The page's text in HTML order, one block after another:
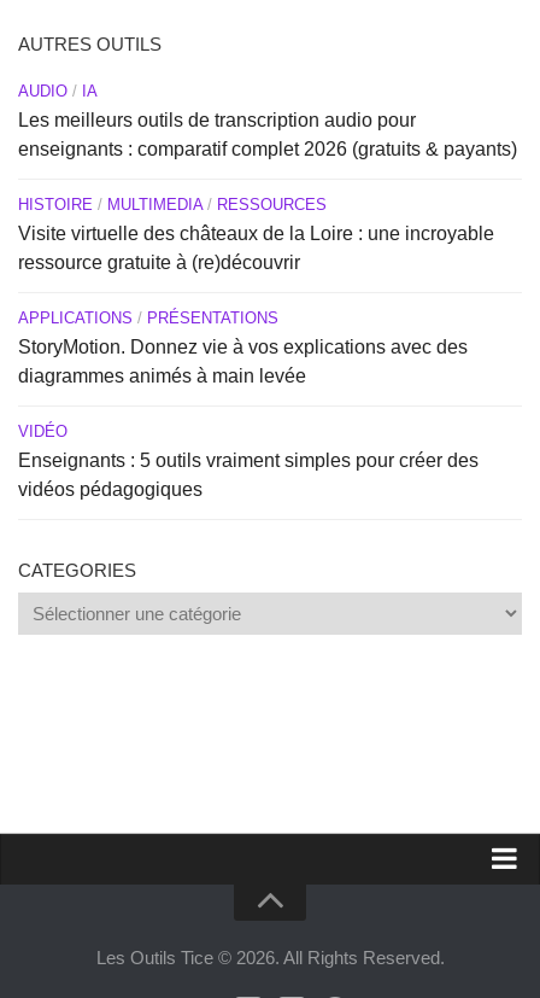
AUTRES OUTILS
AUDIO / IA
Les meilleurs outils de transcription audio pour
enseignants : comparatif complet 2026 (gratuits & payants)
HISTOIRE / MULTIMEDIA/ RESSOURCES
Visite virtuelle des châteaux de la Loire : une incroyable
ressource gratuite à (re)découvrir
APPLICATIONS / PRÉSENTATIONS
StoryMotion. Donnez vie à vos explications avec des
diagrammes animés à main levée
VIDÉO
Enseignants : 5 outils vraiment simples pour créer des
vidéos pédagogiques
CATEGORIES
Categories
Annoncer sur Outils Tice
Les Outils Tice © 2026. All Rights Reserved.